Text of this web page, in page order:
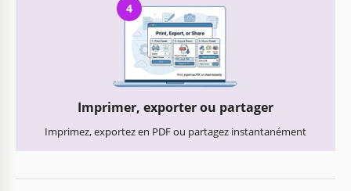
4
Imprimer, exporter ou partager
Imprimez, exportez en PDF ou partagez instantanément